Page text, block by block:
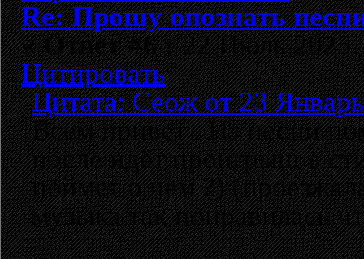
Re: Прошу опознать
«Ответ #6 :22 Июль 2025,
Цитировать
Цитата: Сеож от 23
Всем привет . Из песни
после идёт проигрыш в
поймет о чем ?)
музыка так понравилась